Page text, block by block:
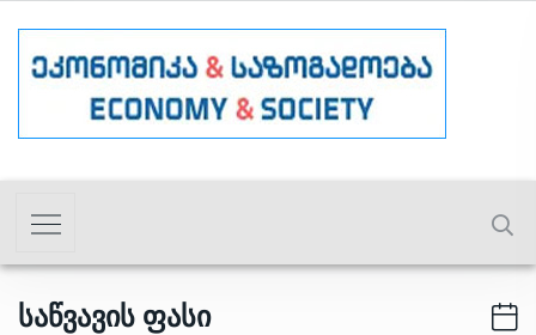
Საწვავის Ფასი